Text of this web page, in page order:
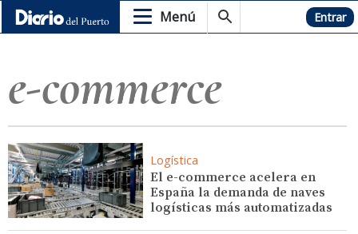
Menú Hemeroteca Entrar
e-commerce
Logística
El e-commerce acelera en
España la demanda de naves
logísticas más automatizadas